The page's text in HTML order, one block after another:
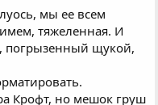
мы ее всем
тяжеленная. И
погрызенный щукой,
Крофт, но мешок груш